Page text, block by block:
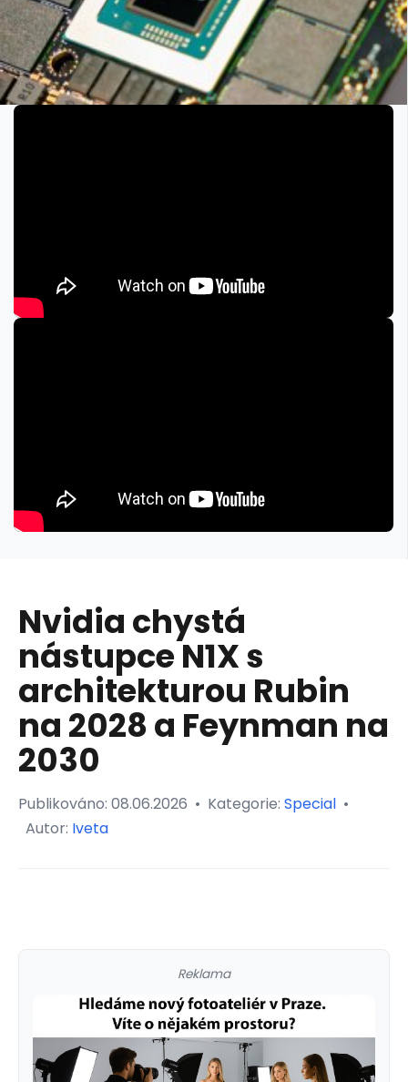
Nvidia chystá
nástupce N1X s
architekturou Rubin
na 2028 a Feynman na
2030
Publikováno: 08.06.2026 • Kategorie: Special •
Autor: Iveta
Reklama